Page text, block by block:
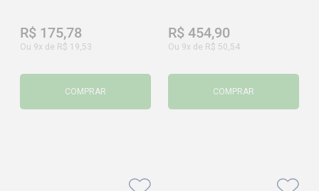
R$ 175,78
Ou 9x de R$ 19,53
COMPRAR
R$ 454,90
Ou 9x de R$ 50,54
COMPRAR